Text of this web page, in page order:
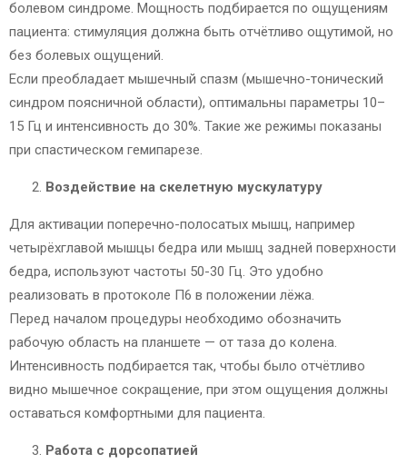
болевом синдроме. Мощность подбирается по ощущениям
пациента: стимуляция должна быть отчётливо ощутимой, но
без болевых ощущений.
Если преобладает мышечный спазм (мышечно-тонический
синдром поясничной области), оптимальны параметры 10–
15 Гц и интенсивность до 30%. Такие же режимы показаны
при спастическом гемипарезе.
Воздействие на скелетную мускулатуру
Для активации поперечно-полосатых мышц, например
четырёхглавой мышцы бедра или мышц задней поверхности
бедра, используют частоты 50-30 Гц. Это удобно
реализовать в протоколе П6 в положении лёжа.
Перед началом процедуры необходимо обозначить
рабочую область на планшете — от таза до колена.
Интенсивность подбирается так, чтобы было отчётливо
видно мышечное сокращение, при этом ощущения должны
оставаться комфортными для пациента.
Работа с дорсопатией